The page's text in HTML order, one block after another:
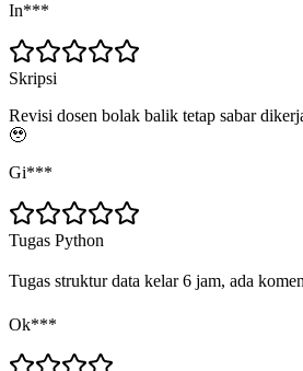
In***
Skripsi
Revisi dosen bolak balik tetap sabar
🥹
Gi***
Tugas Python
Tugas struktur data kelar 6 jam, ada
Ok***